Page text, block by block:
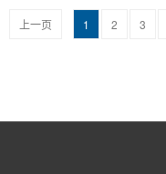
上一页 1 2 3